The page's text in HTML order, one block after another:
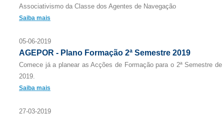
Associativismo da Classe dos Agentes de Navegação
Saiba mais
05-06-2019
AGEPOR - Plano Formação 2ª Semestre 2019
Comece já a planear as Acções de Formação para o 2ª Semestre de
2019.
Saiba mais
27-03-2019